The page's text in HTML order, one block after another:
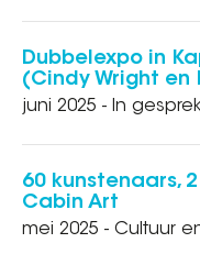
Dubbelexpo in
(Cindy Wright en
juni 2025 - In
60 kunstenaars,
Cabin Art
mei 2025 - Cultuur